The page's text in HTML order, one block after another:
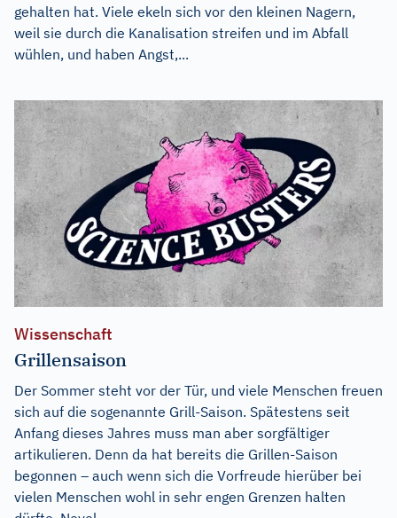
gehalten hat. Viele ekeln sich vor den kleinen Nagern,
weil sie durch die Kanalisation streifen und im Abfall
wühlen, und haben Angst,...
Wissenschaft
Grillensaison
Der Sommer steht vor der Tür, und viele Menschen freuen
sich auf die sogenannte Grill-Saison. Spätestens seit
Anfang dieses Jahres muss man aber sorgfältiger
artikulieren. Denn da hat bereits die Grillen-Saison
begonnen – auch wenn sich die Vorfreude hierüber bei
vielen Menschen wohl in sehr engen Grenzen halten